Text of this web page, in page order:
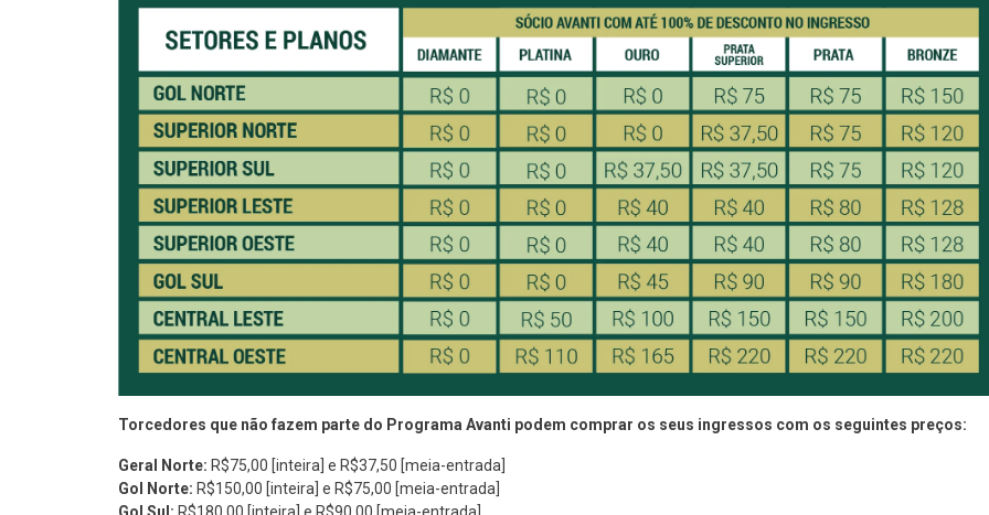
Torcedores que não fazem parte do Programa Avanti podem comprar os seus ingressos com os seguintes preços:
Geral Norte: R$75,00 [inteira] e R$37,50 [meia-entrada]
Gol Norte: R$150,00 [inteira] e R$75,00 [meia-entrada]